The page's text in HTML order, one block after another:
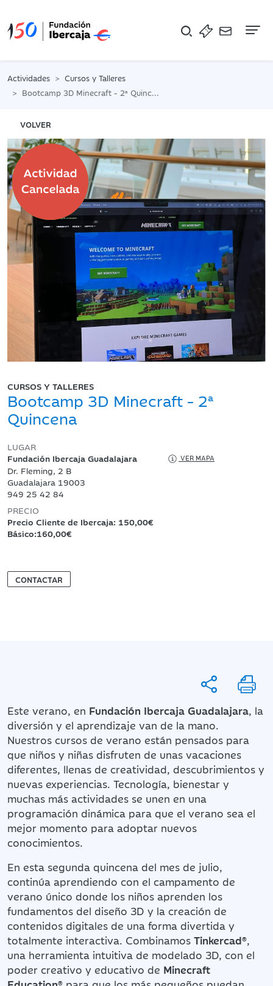
Actividades
Cursos y Talleres
Bootcamp 3D Minecraft - 2ª Quincena
VOLVER
CURSOS Y TALLERES
Bootcamp 3D Minecraft - 2ª
Quincena
LUGAR
Fundación Ibercaja Guadalajara
VER MAPA
Dr. Fleming, 2 B
Guadalajara 19003
949 25 42 84
PRECIO
Precio Cliente de Ibercaja: 150,00€
Básico:160,00€
CONTACTAR
Este verano, en Fundación Ibercaja Guadalajara, la
diversión y el aprendizaje van de la mano.
Nuestros cursos de verano están pensados para
que niños y niñas disfruten de unas vacaciones
diferentes, llenas de creatividad, descubrimientos y
nuevas experiencias. Tecnología, bienestar y
muchas más actividades se unen en una
programación dinámica para que el verano sea el
mejor momento para adoptar nuevos
conocimientos.
En esta segunda quincena del mes de julio,
continúa aprendiendo con el campamento de
verano único donde los niños aprenden los
fundamentos del diseño 3D y la creación de
contenidos digitales de una forma divertida y
totalmente interactiva. Combinamos Tinkercad®,
una herramienta intuitiva de modelado 3D, con el
poder creativo y educativo de Minecraft